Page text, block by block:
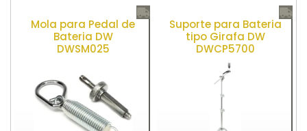
Comprar Comprar
Mola para Pedal de
Bateria DW
DWSM025
Suporte para Bateria
tipo Girafa DW
DWCP5700